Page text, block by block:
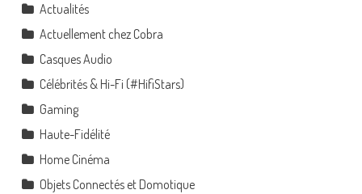
Actualités
Actuellement chez Cobra
Casques Audio
Célébrités & Hi-Fi (#HifiStars)
Gaming
Haute-Fidélité
Home Cinéma
Objets Connectés et Domotique